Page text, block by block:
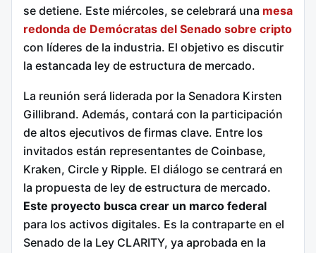
se detiene. Este miércoles, se celebrará una mesa
redonda de Demócratas del Senado sobre cripto
con líderes de la industria. El objetivo es discutir
la estancada ley de estructura de mercado.
La reunión será liderada por la Senadora Kirsten
Gillibrand. Además, contará con la participación
de altos ejecutivos de firmas clave. Entre los
invitados están representantes de Coinbase,
Kraken, Circle y Ripple. El diálogo se centrará en
la propuesta de ley de estructura de mercado.
Este proyecto busca crear un marco federal
para los activos digitales. Es la contraparte en el
Senado de la Ley CLARITY, ya aprobada en la